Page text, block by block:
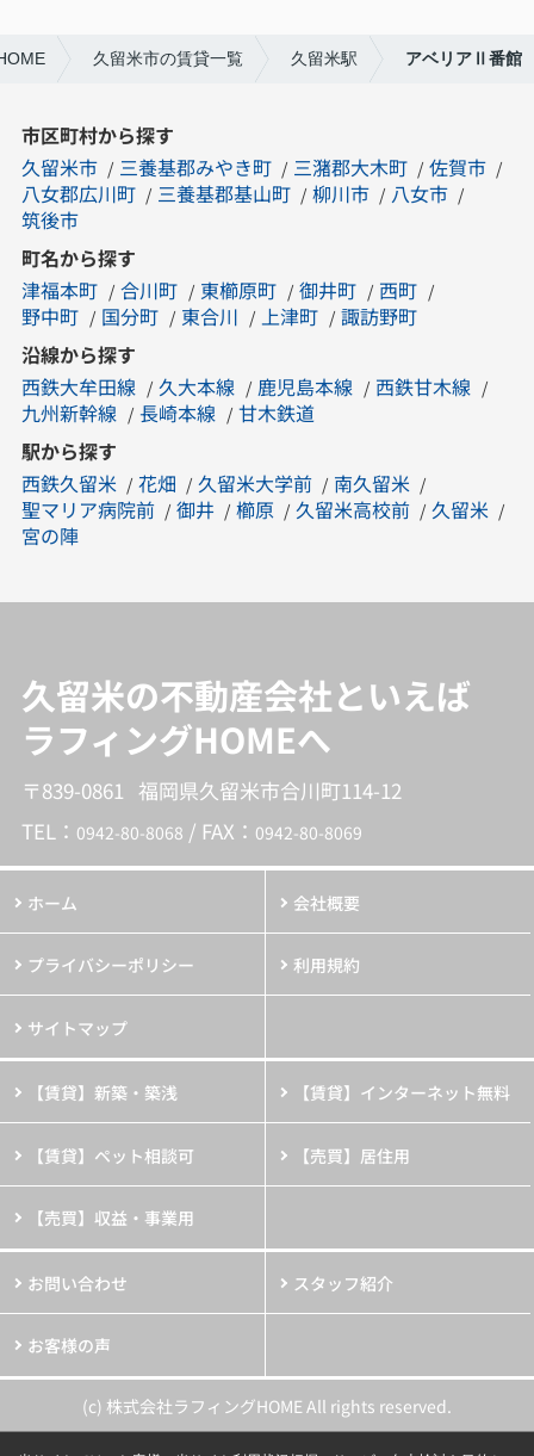
久留米市の賃貸一覧 久留米駅 アベリアⅡ番館
市区町村から探す
久留米市
三養基郡みやき町 三潴郡大木町
佐賀市
八女郡広川町
三養基郡基山町 柳川市
八女市
筑後市
町名から探す
津福本町
合川町 東櫛原町 御井町
西町
野中町
国分町 東合川 上津町
諏訪野町
沿線から探す
西鉄大牟田線
久大本線 鹿児島本線
西鉄甘木線
九州新幹線
長崎本線
甘木鉄道
駅から探す
西鉄久留米
花畑 久留米大学前
南久留米
聖マリア病院前
御井 櫛原 久留米高校前
久留米
宮の陣
久留米の不動産会社といえば
ラフィングHOMEへ
〒839-0861 福岡県久留米市合川町114-12
TEL： 0942-80-8068 / FAX： 0942-80-8069
ホーム 会社概要
プライバシーポリシー 利用規約
サイトマップ
【賃貸】新築・築浅 【賃貸】インターネット無料
【賃貸】ペット相談可 【売買】居住用
【売買】収益・事業用
お問い合わせ スタッフ紹介
お客様の声
(c) 株式会社ラフィングHOME All rights reserved.